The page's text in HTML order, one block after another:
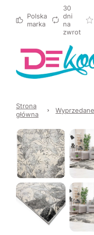
Polska
marka
30
dni
na
zwrot
Strona
główna
Wyprzedane